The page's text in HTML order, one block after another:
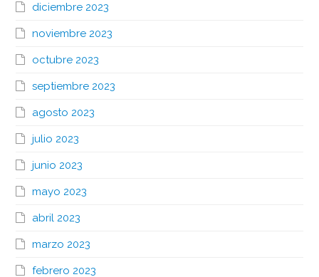
diciembre 2023
noviembre 2023
octubre 2023
septiembre 2023
agosto 2023
julio 2023
junio 2023
mayo 2023
abril 2023
marzo 2023
febrero 2023